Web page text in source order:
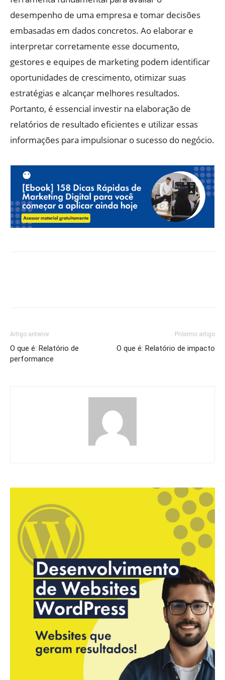
desempenho de uma empresa e tomar decisões
embasadas em dados concretos. Ao elaborar e
interpretar corretamente esse documento,
gestores e equipes de marketing podem identificar
oportunidades de crescimento, otimizar suas
estratégias e alcançar melhores resultados.
Portanto, é essencial investir na elaboração de
relatórios de resultado eficientes e utilizar essas
informações para impulsionar o sucesso do negócio.
Artigo anterior
O que é: Relatório de
performance
Próximo artigo
O que é: Relatório de impacto